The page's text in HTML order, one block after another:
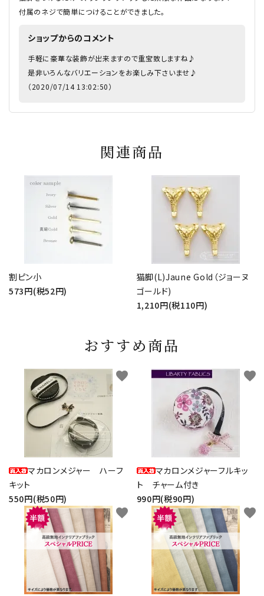
付属のネジで簡単につけることができました。
ショップからのコメント
手軽に豪華な装飾が出来ますので重宝致しますね♪
是非いろんなバリエーションをお楽しみ下さいませ♪
（2020/07/14 13:02:50）
関連商品
割ピン小
573円(税52円)
猫脚(L)Jaune Gold（ジョーヌ
ゴールド)
1,210円(税110円)
おすすめ商品
マカロンメジャー ハーフ
キット
550円(税50円)
favorite
マカロンメジャーフルキッ
ト チャーム付き
990円(税90円)
favorite
favorite favorite